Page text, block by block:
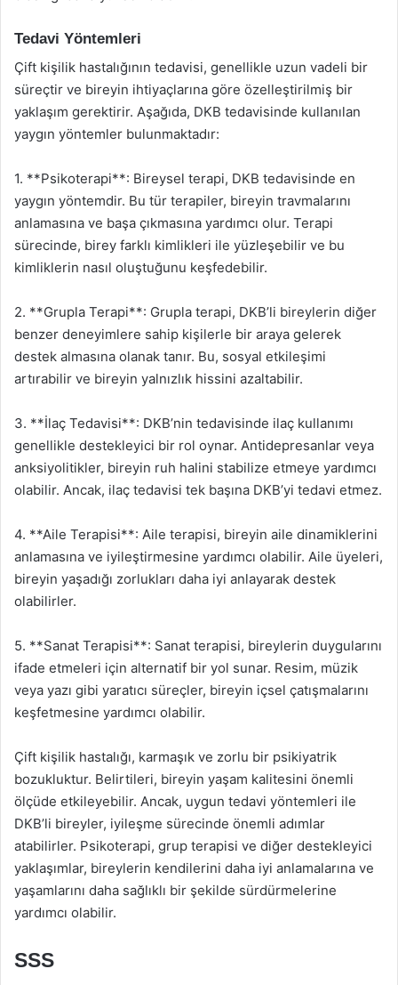
Tedavi Yöntemleri
Çift kişilik hastalığının tedavisi, genellikle uzun vadeli bir
süreçtir ve bireyin ihtiyaçlarına göre özelleştirilmiş bir
yaklaşım gerektirir. Aşağıda, DKB tedavisinde kullanılan
yaygın yöntemler bulunmaktadır:
1. **Psikoterapi**: Bireysel terapi, DKB tedavisinde en
yaygın yöntemdir. Bu tür terapiler, bireyin travmalarını
anlamasına ve başa çıkmasına yardımcı olur. Terapi
sürecinde, birey farklı kimlikleri ile yüzleşebilir ve bu
kimliklerin nasıl oluştuğunu keşfedebilir.
2. **Grupla Terapi**: Grupla terapi, DKB’li bireylerin diğer
benzer deneyimlere sahip kişilerle bir araya gelerek
destek almasına olanak tanır. Bu, sosyal etkileşimi
artırabilir ve bireyin yalnızlık hissini azaltabilir.
3. **İlaç Tedavisi**: DKB’nin tedavisinde ilaç kullanımı
genellikle destekleyici bir rol oynar. Antidepresanlar veya
anksiyolitikler, bireyin ruh halini stabilize etmeye yardımcı
olabilir. Ancak, ilaç tedavisi tek başına DKB’yi tedavi etmez.
4. **Aile Terapisi**: Aile terapisi, bireyin aile dinamiklerini
anlamasına ve iyileştirmesine yardımcı olabilir. Aile üyeleri,
bireyin yaşadığı zorlukları daha iyi anlayarak destek
olabilirler.
5. **Sanat Terapisi**: Sanat terapisi, bireylerin duygularını
ifade etmeleri için alternatif bir yol sunar. Resim, müzik
veya yazı gibi yaratıcı süreçler, bireyin içsel çatışmalarını
keşfetmesine yardımcı olabilir.
Çift kişilik hastalığı, karmaşık ve zorlu bir psikiyatrik
bozukluktur. Belirtileri, bireyin yaşam kalitesini önemli
ölçüde etkileyebilir. Ancak, uygun tedavi yöntemleri ile
DKB’li bireyler, iyileşme sürecinde önemli adımlar
atabilirler. Psikoterapi, grup terapisi ve diğer destekleyici
yaklaşımlar, bireylerin kendilerini daha iyi anlamalarına ve
yaşamlarını daha sağlıklı bir şekilde sürdürmelerine
yardımcı olabilir.
SSS